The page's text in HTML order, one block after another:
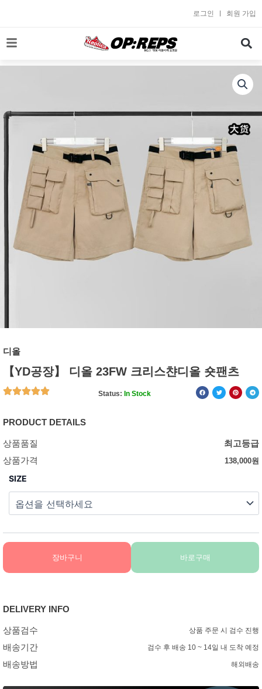
로
로그인 회원 가입
디올
【YD공장】 디올 23FW 크리스챤디올 숏팬츠
Status: In Stock
PRODUCT DETAILS
상품품질
최고등급
상품가격
138,000원
SIZE
장바구니 바로구매
DELIVERY INFO
상품검수 상품 주문 시 검수 진행
배송기간 검수 후 배송 10 ~ 14일 내 도착 예정
배송방법 해외배송